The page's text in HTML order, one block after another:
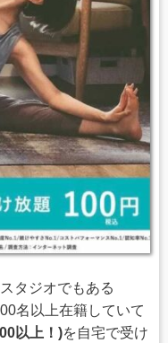
タジオでもある
名以上在籍していて
以上！)を自宅で受け